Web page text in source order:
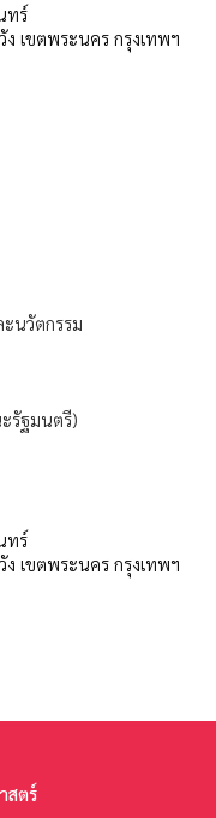
ทร์
เขตพระนคร กรุงเทพฯ
นวัตกรรม
รัฐมนตรี)
ทร์
เขตพระนคร กรุงเทพฯ
สตร์